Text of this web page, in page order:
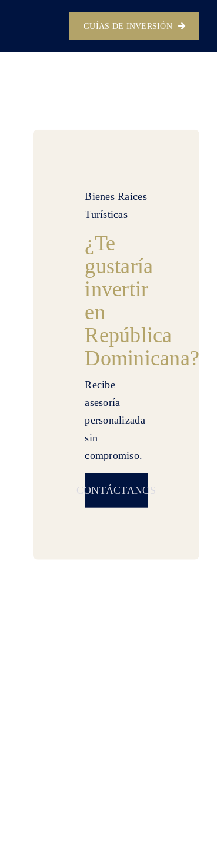
GUÍAS DE INVERSIÓN
Bienes Raices
Turísticas
¿Te
gustaría
invertir
en
República
Dominicana?
Recibe
asesoría
personalizada
sin
compromiso.
CONTÁCTANOS